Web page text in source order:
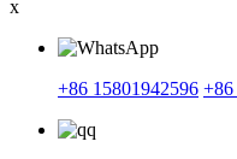
x
+86 15801942596 +86